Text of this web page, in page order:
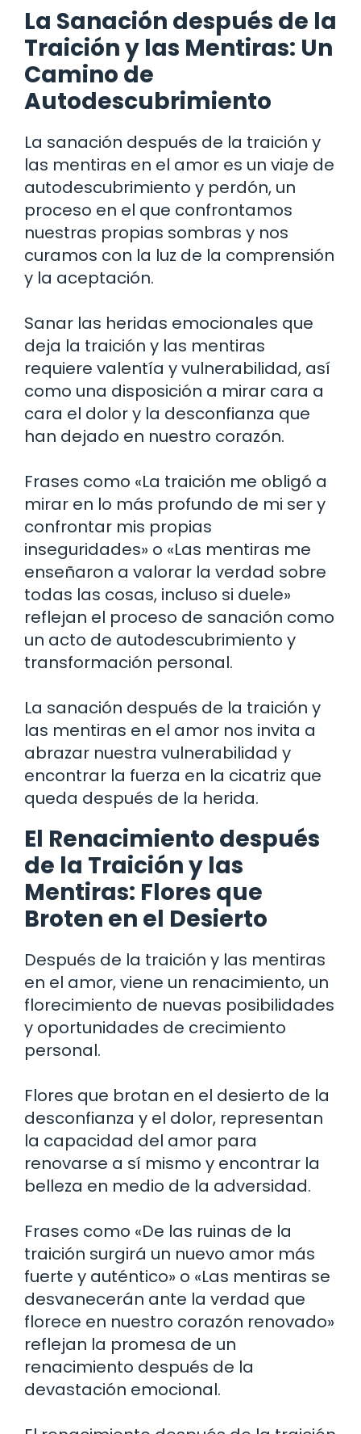
La Sanación después de la
Traición y las Mentiras: Un
Camino de
Autodescubrimiento
La sanación después de la traición y
las mentiras en el amor es un viaje de
autodescubrimiento y perdón, un
proceso en el que confrontamos
nuestras propias sombras y nos
curamos con la luz de la comprensión
y la aceptación.
Sanar las heridas emocionales que
deja la traición y las mentiras
requiere valentía y vulnerabilidad, así
como una disposición a mirar cara a
cara el dolor y la desconfianza que
han dejado en nuestro corazón.
Frases como «La traición me obligó a
mirar en lo más profundo de mi ser y
confrontar mis propias
inseguridades» o «Las mentiras me
enseñaron a valorar la verdad sobre
todas las cosas, incluso si duele»
reflejan el proceso de sanación como
un acto de autodescubrimiento y
transformación personal.
La sanación después de la traición y
las mentiras en el amor nos invita a
abrazar nuestra vulnerabilidad y
encontrar la fuerza en la cicatriz que
queda después de la herida.
El Renacimiento después
de la Traición y las
Mentiras: Flores que
Broten en el Desierto
Después de la traición y las mentiras
en el amor, viene un renacimiento, un
florecimiento de nuevas posibilidades
y oportunidades de crecimiento
personal.
Flores que brotan en el desierto de la
desconfianza y el dolor, representan
la capacidad del amor para
renovarse a sí mismo y encontrar la
belleza en medio de la adversidad.
Frases como «De las ruinas de la
traición surgirá un nuevo amor más
fuerte y auténtico» o «Las mentiras se
desvanecerán ante la verdad que
florece en nuestro corazón renovado»
reflejan la promesa de un
renacimiento después de la
devastación emocional.